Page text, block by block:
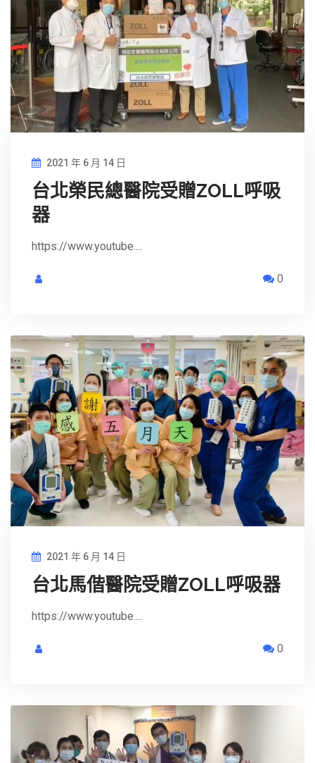
2021 年 6 月 14 日
台北榮民總醫院受贈ZOLL呼吸
器
https://www.youtube....
0
2021 年 6 月 14 日
台北馬偕醫院受贈ZOLL呼吸器
https://www.youtube....
0